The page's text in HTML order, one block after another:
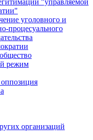
"управляемой
уголовного и
процесуального
режим
организаций